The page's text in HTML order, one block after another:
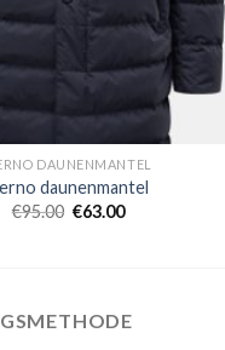
DAUNENMANTEL
daunenmantel
€95.00 €63.00